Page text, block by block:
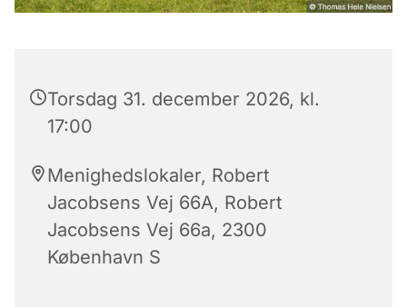
Torsdag 31. december 2026, kl.
17:00
Menighedslokaler, Robert
Jacobsens Vej 66A, Robert
Jacobsens Vej 66a, 2300
København S